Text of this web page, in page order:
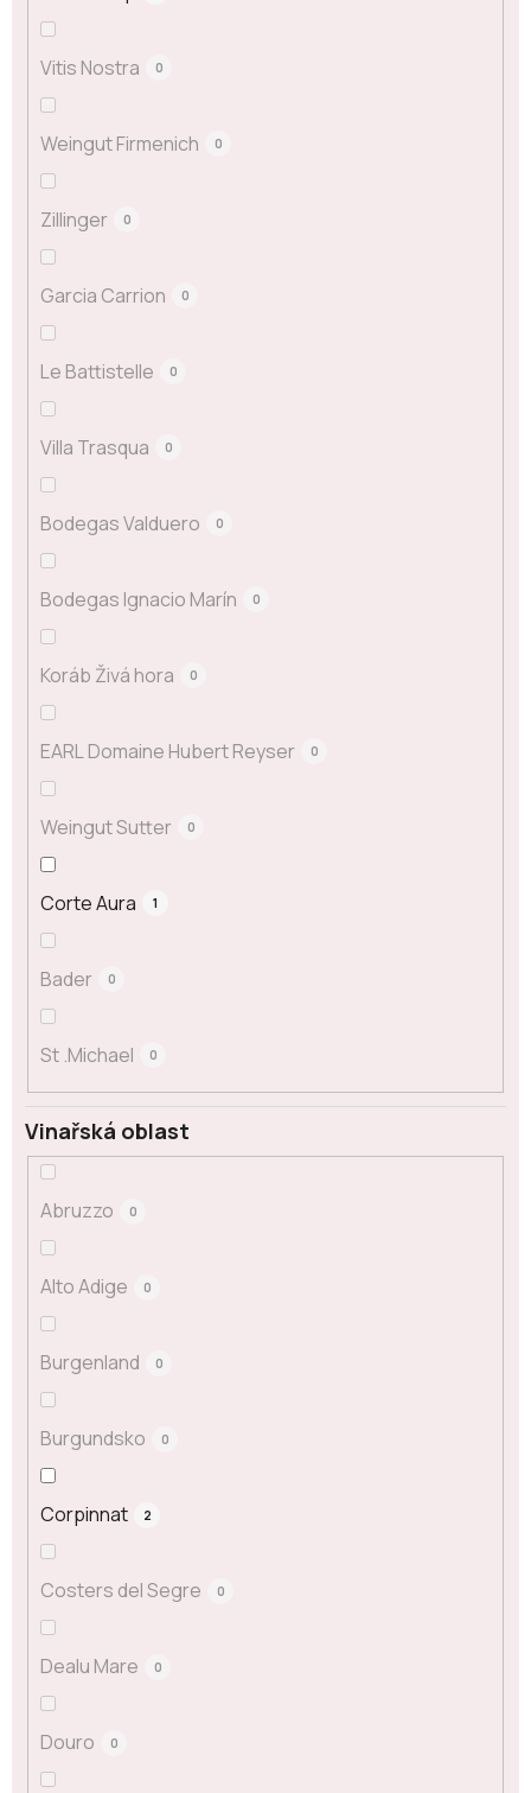
Vitis Nostra 0
Weingut Firmenich 0
Zillinger 0
Garcia Carrion 0
Le Battistelle 0
Villa Trasqua 0
Bodegas Valduero 0
Bodegas Ignacio Marín 0
Koráb Živá hora 0
EARL Domaine Hubert Reyser 0
Weingut Sutter 0
Corte Aura 1
Bader 0
St .Michael 0
Vinařská oblast
Abruzzo 0
Alto Adige 0
Burgenland 0
Burgundsko 0
Corpinnat 2
Costers del Segre 0
Dealu Mare 0
Douro 0